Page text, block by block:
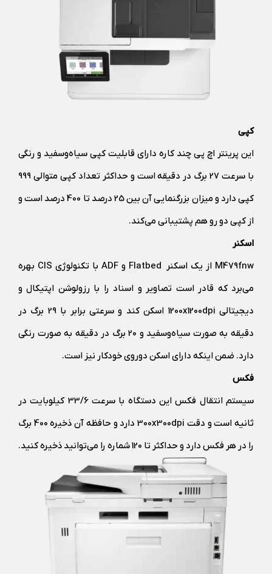
کپی
این پرینتر اچ پی چند کاره دارای قابلیت کپی سیاه‌و‌سفید و رنگی
با سرعت 27 برگ در دقیقه است و حداکثر تعداد کپی متوالی 999
کپی دارد و میزان بزرگنمایی آن بین 25 درصد تا 400 درصد است و
از کپی دو رو هم پشتیبانی می‌کند.
اسکنر
M479fnw از یک اسکنر Flatbed و ADF با تکنولوژی CIS بهره
می‌برد که قادر است تصاویر و اسناد را با رزولوشن اپتیکال و
دیجیتالی 1200x1200dpi اسکن کند و سرعتی برابر با 29 برگ در
دقیقه به صورت سیاه‌و‌سفید و 20 برگ در دقیقه به صورت رنگی
دارد. ضمن اینکه دارای اسکن دوروی خودکار نیز است.
فکس
سیستم انتقال فکس این دستگاه با سرعت 33/6 کیلوبایت در
ثانیه است و دقت 300x300dpi دارد و حافظه آن ذخیره 400 برگ
را در هر فکس دارد و حداکثر تا 120 شماره را می‌توانید ذخیره کنید.